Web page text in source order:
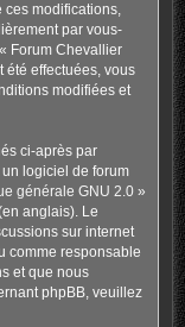
modifications,
par vous-
Forum Chevallier
été effectuées, vous
modifiées et
ci-après par
logiciel de forum
générale GNU 2.0»
anglais). Le
sur internet
comme responsable
et que nous
phpBB, veuillez